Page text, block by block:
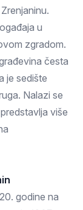
u
zgradom.
česta
je sedište
Nalazi se
više
godine na